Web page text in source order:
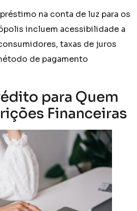
na conta de luz para os
incluem acessibilidade a
taxas de juros
de pagamento
para Quem
Financeiras